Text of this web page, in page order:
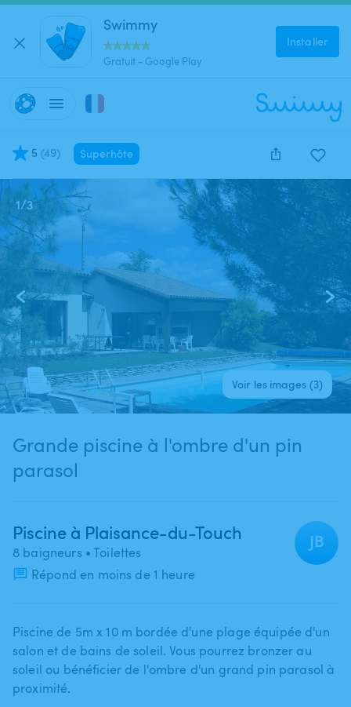
Swimmy
Gratuit - Google Play
Installer
5 (49) Superhôte
1/3
Voir les images (3)
Grande piscine à l'ombre d'un pin
parasol
Piscine à Plaisance-du-Touch
8 baigneurs • Toilettes
Répond en moins de 1 heure
JB
Piscine de 5m x 10 m bordée d'une plage équipée d'un
salon et de bains de soleil. Vous pourrez bronzer au
soleil ou bénéficier de l'ombre d'un grand pin parasol à
proximité.